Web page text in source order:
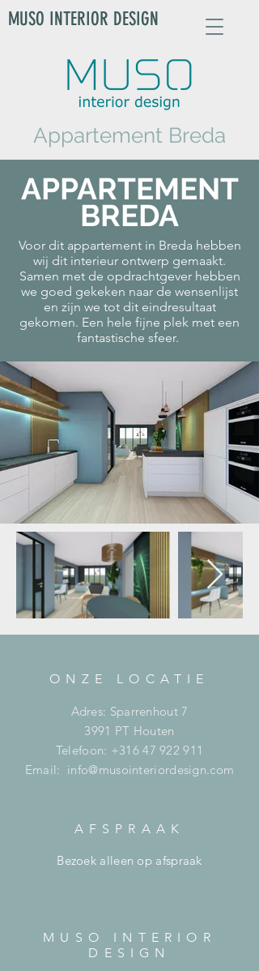
MUSO INTERIOR DESIGN
Appartement Breda
APPARTEMENT
BREDA
Voor dit appartement in Breda hebben
wij dit interieur ontwerp gemaakt.
Samen met de opdrachtgever hebben
we goed gekeken naar de wensenlijst
en zijn we tot dit eindresultaat
gekomen. Een hele fijne plek met een
fantastische sfeer.
ONZE LOCATIE
Adres: Sparrenhout 7
3991 PT Houten
Telefoon: +316 47 922 911
Email: info@musointeriordesign.com
AFSPRAAK
Bezoek alleen op afspraak
MUSO INTERIOR
DESIGN